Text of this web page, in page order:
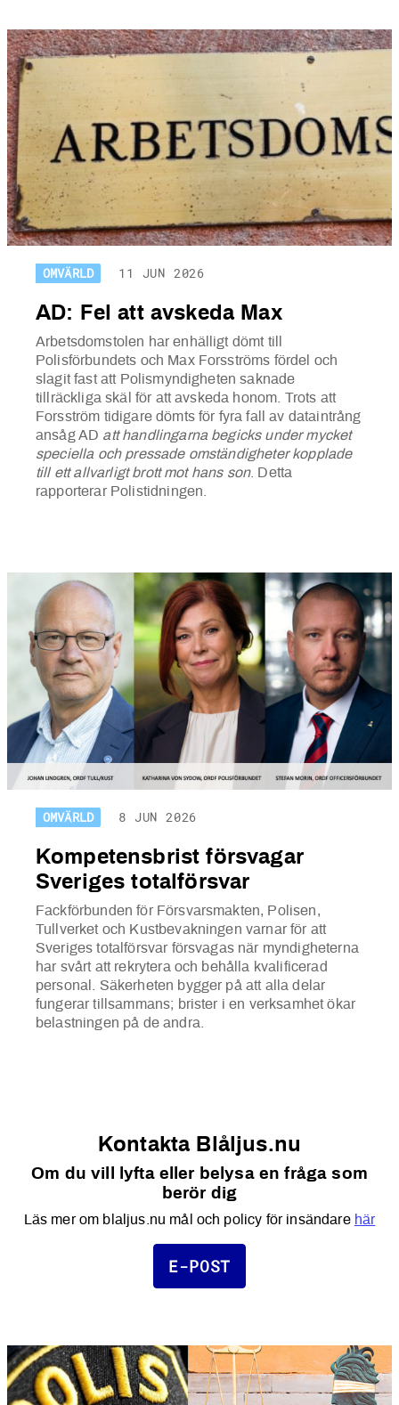
OMVÄRLD 11 JUN 2026
AD: Fel att avskeda Max
Arbetsdomstolen har enhälligt dömt till
Polisförbundets och Max Forsströms fördel och
slagit fast att Polismyndigheten saknade
tillräckliga skäl för att avskeda honom. Trots att
Forsström tidigare dömts för fyra fall av dataintrång
ansåg AD att handlingarna begicks under mycket
speciella och pressade omständigheter kopplade
till ett allvarligt brott mot hans son. Detta
rapporterar Polistidningen.
OMVÄRLD 8 JUN 2026
Kompetensbrist försvagar
Sveriges totalförsvar
Fackförbunden för Försvarsmakten, Polisen,
Tullverket och Kustbevakningen varnar för att
Sveriges totalförsvar försvagas när myndigheterna
har svårt att rekrytera och behålla kvalificerad
personal. Säkerheten bygger på att alla delar
fungerar tillsammans; brister i en verksamhet ökar
belastningen på de andra.
Kontakta Blåljus.nu
Om du vill lyfta eller belysa en fråga som
berör dig
Läs mer om blaljus.nu mål och policy för insändare här
E-POST